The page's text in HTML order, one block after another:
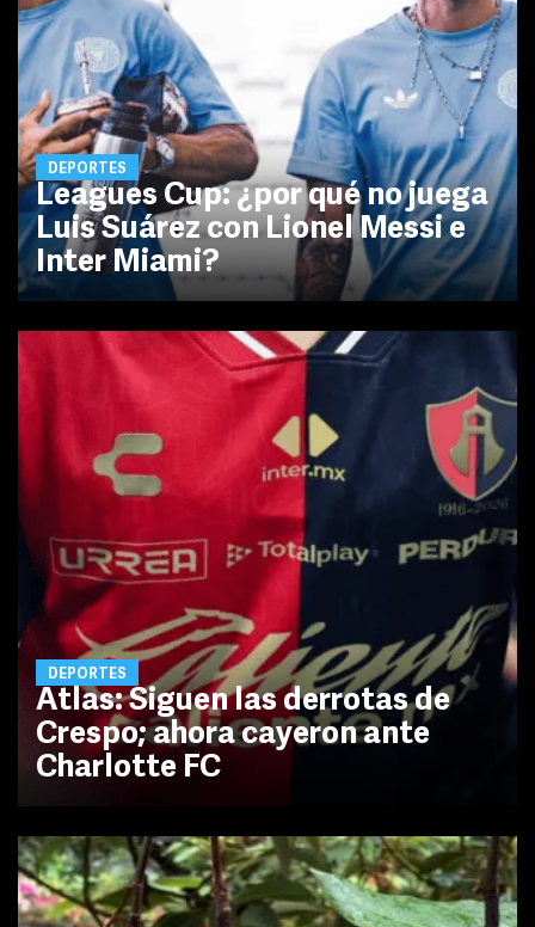
DEPORTES
Leagues Cup: ¿por qué no juega
Luis Suárez con Lionel Messi e
Inter Miami?
DEPORTES
Atlas: Siguen las derrotas de
Crespo; ahora cayeron ante
Charlotte FC